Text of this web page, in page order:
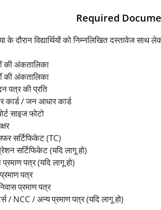
Required
के दौरान विद्यार्थियों को निम्नलिखित दस्तावेज साथ
की अंकतालिका
की अंकतालिका
पत्र की प्रति
कार्ड / जन आधार कार्ड
साइज फोटो
सर्टिफिकेट (TC)
सर्टिफिकेट (यदि लागू हो)
प्रमाण पत्र (यदि लागू हो)
पत्र
प्रमाण पत्र
/ NCC / अन्य प्रमाण पत्र (यदि लागू हो)